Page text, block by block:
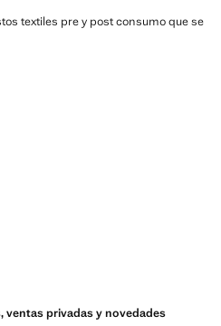
textiles pre y post consumo que se
ventas privadas y novedades